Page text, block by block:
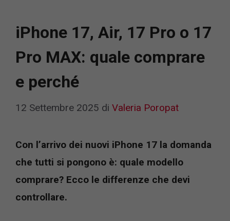
iPhone 17, Air, 17 Pro o 17
Pro MAX: quale comprare
e perché
12 Settembre 2025 di Valeria Poropat
Con l’arrivo dei nuovi iPhone 17 la domanda
che tutti si pongono è: quale modello
comprare? Ecco le differenze che devi
controllare.